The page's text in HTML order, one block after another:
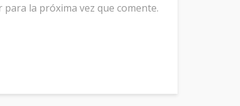
la próxima vez que comente.